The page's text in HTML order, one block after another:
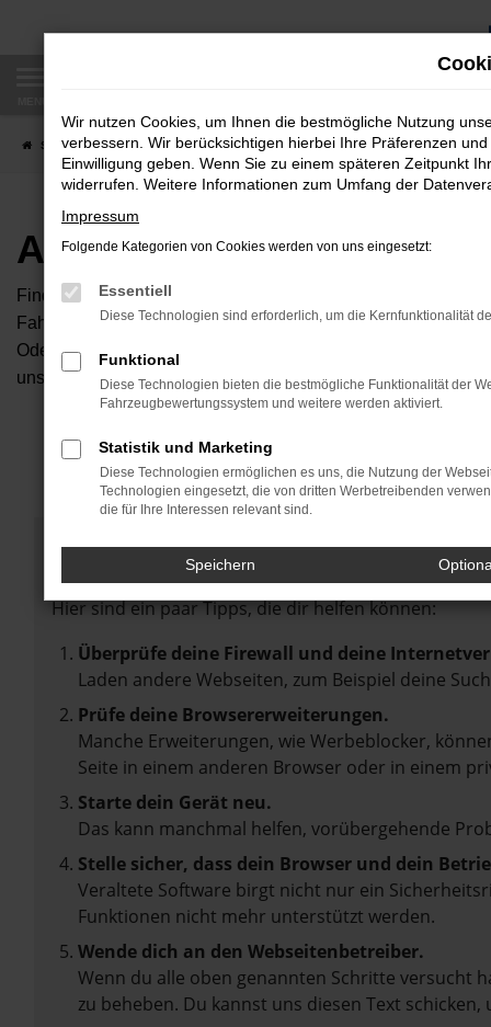
Zum
Startseite Fahrzeugangebote Autobörse
Autobörse
Finden Sie Ihren neuen Traumwagen bei uns. Dafür haben
Fahrzeuge an, die bei uns auf dem Hof stehen. Dann
Oder Sie klicken auf den Button Autobörse und Sie haben
unserem Händlernetzwerk. Diese Fahrzeuge können wir
Fehler: Network Error
Beim Laden ist ein Fehler aufgetreten.
Hier sind ein paar Tipps, die dir helfen können:
Überprüfe deine Firewall und deine
Laden andere Webseiten, zum Beispiel deine
Prüfe deine Browsererweiterungen.
Manche Erweiterungen, wie Werbeblocker,
Seite in einem anderen Browser oder in einem
Starte dein Gerät neu.
Das kann manchmal helfen, vorübergehende
Stelle sicher, dass dein Browser und dein
Veraltete Software birgt nicht nur ein
Funktionen nicht mehr unterstützt werden.
Wende dich an den Webseitenbetreiber.
Wenn du alle oben genannten Schritte versucht
zu beheben. Du kannst uns diesen Text
Wir nutzen Cookies, um Ihnen die bestmögliche Nutzung
verbessern. Wir berücksichtigen hierbei Ihre Präferenzen
Einwilligung geben. Wenn Sie zu einem späteren Zeitpunkt
widerrufen. Weitere Informationen zum Umfang der
Impressum
Folgende Kategorien von Cookies werden von uns eingesetzt:
Essentiell
Diese Technologien sind erforderlich, um die Kernfunktionalität
Funktional
Diese Technologien bieten die bestmögliche Funktionalität der
Fahrzeugbewertungssystem und weitere werden aktiviert.
Statistik und Marketing
Diese Technologien ermöglichen es uns, die Nutzung der
Technologien eingesetzt, die von dritten Werbetreibenden
die für Ihre Interessen relevant sind.
Speichern